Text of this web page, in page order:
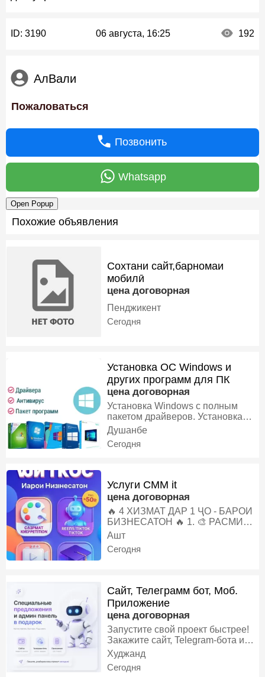
ID: 3190 06 августа, 16:25 192
АлВали
Пожаловаться
Позвонить
Whatsapp
Open Popup
Похожие объявления
Сохтани сайт,барномаи
мобилӣ
цена договорная
Пенджикент
Сегодня
Установка ОС Windows и
других программ для ПК
цена договорная
Установка Windows с полным
пакетом драйверов. Установка
дополнительных программ.
Установка Антивирусных
программ. Восстановление
Душанбе
Сегодня
Услуги СММ it
цена договорная
🔥 4 ХИЗМАТ ДАР 1 ҶО - БАРОИ
БИЗНЕСАТОН 🔥 1. 🎨 РАСМИ
РЕКЛАМАВӢ МЕСОЗАМ Пост,
Зебо, трендӣ, мефурӯшад. 2. 🤖
Худтан расм/матн созед. 100
промти тайёр медиҳам =
вақтатонро 10х сарфа. 3. 📹
ВИДЕОИ REELS/TIKTOK
МЕСОЗАМ Монтаж, субтитр,
мусиқии тренд. 1 видео = 10,000+
просмотр. 4. 🎓 ДАРС МЕДИҲАМ:
Худтан SMM-щик шавед Дар 5
Ашт
Сегодня
Сайт, Телеграмм бот, Моб.
Приложение
цена договорная
Запустите свой проект быстрее!
Закажите сайт, Telegram-бота или
мобильное приложение и
получите админ-панель
бесплатно. Количество мест по
Худжанд
Сегодня